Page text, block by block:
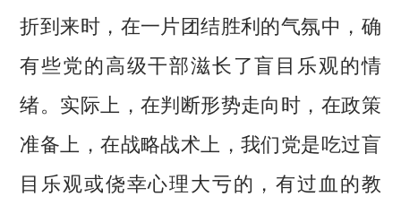
折到来时，在一片团结胜利的气氛中，确
有些党的高级干部滋长了盲目乐观的情
绪。实际上，在判断形势走向时，在政策
准备上，在战略战术上，我们党是吃过盲
目乐观或侥幸心理大亏的，有过血的教